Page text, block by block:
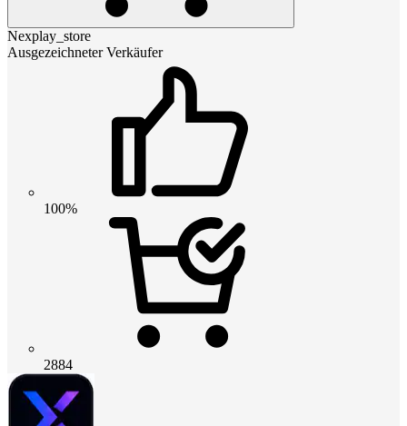
Nexplay_store
Ausgezeichneter Verkäufer
100%
2884